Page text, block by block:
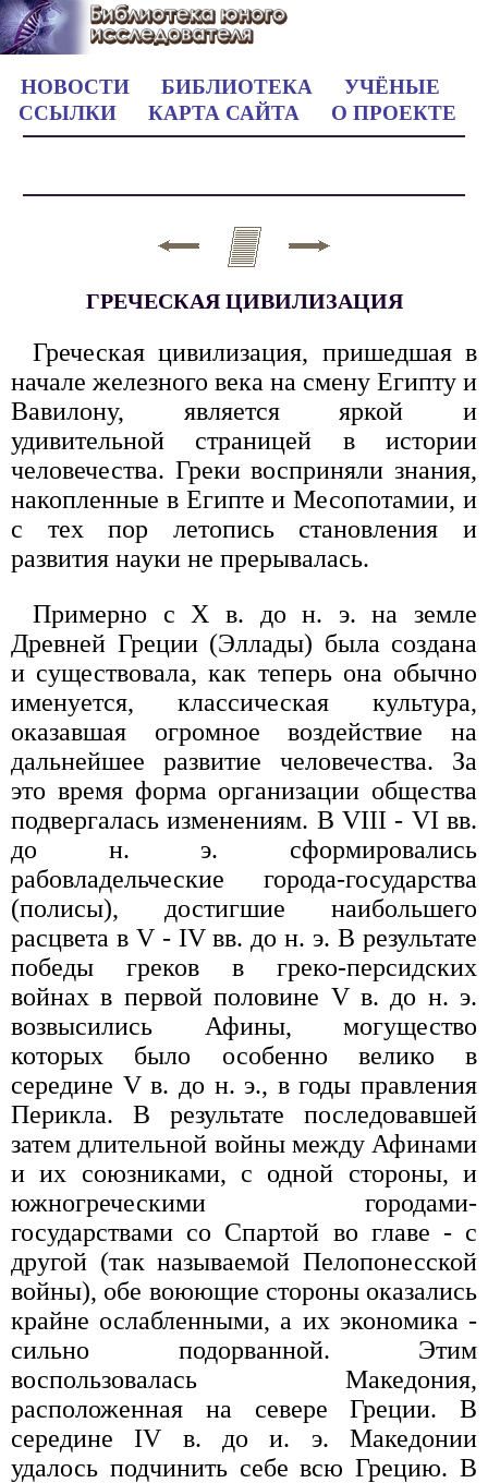
НОВОСТИ БИБЛИОТЕКА
УЧЁНЫЕ
ССЫЛКИ
КАРТА САЙТА О ПРОЕКТЕ
ГРЕЧЕСКАЯ ЦИВИЛИЗАЦИЯ
Греческая цивилизация, пришедшая в
начале железного века на смену Египту и
Вавилону, является яркой и
удивительной страницей в истории
человечества. Греки восприняли знания,
накопленные в Египте и Месопотамии, и
с тех пор летопись становления и
развития науки не прерывалась.
Примерно с X в. до н. э. на земле
Древней Греции (Эллады) была создана
и существовала, как теперь она обычно
именуется, классическая культура,
оказавшая огромное воздействие на
дальнейшее развитие человечества. За
это время форма организации общества
подвергалась изменениям. В VIII - VI вв.
до н. э. сформировались
рабовладельческие города-государства
(полисы), достигшие наибольшего
расцвета в V - IV вв. до н. э. В результате
победы греков в греко-персидских
войнах в первой половине V в. до н. э.
возвысились Афины, могущество
которых было особенно велико в
середине V в. до н. э., в годы правления
Перикла. В результате последовавшей
затем длительной войны между Афинами
и их союзниками, с одной стороны, и
южногреческими городами-
государствами со Спартой во главе - с
другой (так называемой Пелопонесской
войны), обе воюющие стороны оказались
крайне ослабленными, а их экономика -
сильно подорванной. Этим
воспользовалась Македония,
расположенная на севере Греции. В
середине IV в. до и. э. Македонии
удалось подчинить себе всю Грецию. В